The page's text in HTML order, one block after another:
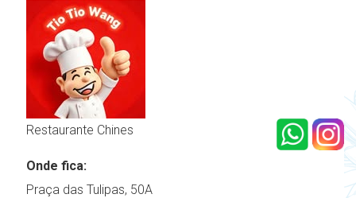
Restaurante Chines
Onde fica:
Praça das Tulipas, 50A